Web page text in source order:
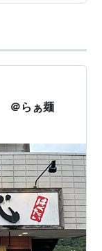
らぁ麺